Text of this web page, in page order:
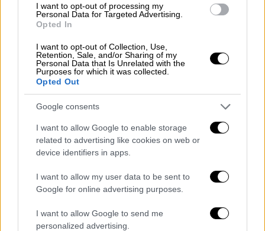
I want to opt-out of processing my
Personal Data for Targeted Advertising.
Opted In
I want to opt-out of Collection, Use,
Retention, Sale, and/or Sharing of my
Personal Data that Is Unrelated with the
Purposes for which it was collected.
Opted Out
Google consents
I want to allow Google to enable storage
related to advertising like cookies on web or
device identifiers in apps.
I want to allow my user data to be sent to
Google for online advertising purposes.
I want to allow Google to send me
personalized advertising.
Ελλάδα|01.01.2023 18:31
«Κανείς δεν έχει το δικαίωμα με πλάγιο
τρόπο να επιβάλει τέτοια πρότυπα» -
Δήλωση της Κατερίνας Λάσπα για τις
drag queens προκάλεσε τσουνάμι
αντιδράσεων
Δυσαρέσκεια από ΛΟΑΤΚΙ ακτιβιστές και
εσωκομματικά «πυρά» για την Γ.Γ.
Εθελοντισμού του ΠΑΣΟΚ